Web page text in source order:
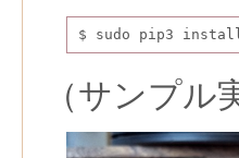
$ sudo pip3
（サンプル